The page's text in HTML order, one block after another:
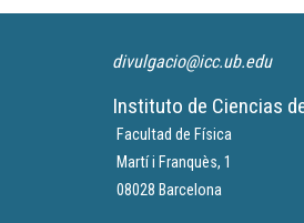
divulgacio@icc.ub.edu
Instituto de Ciencias
Facultad de Física
Martí i Franquès, 1
08028 Barcelona